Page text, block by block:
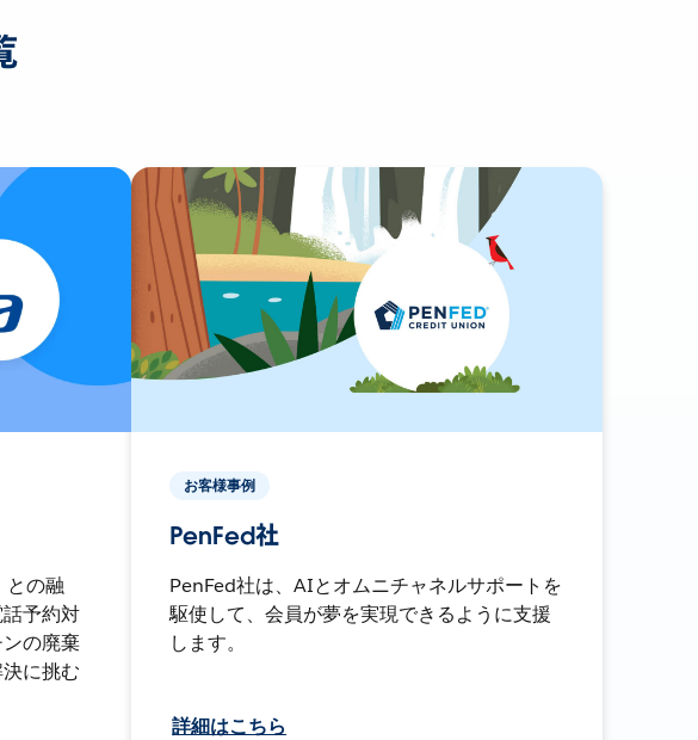
との融
予約対
の廃棄
に挑む
お客様事例
PenFed社
PenFed社は、AIとオムニチャネルサポートを
駆使して、会員が夢を実現できるように支援
します。
詳細はこちら